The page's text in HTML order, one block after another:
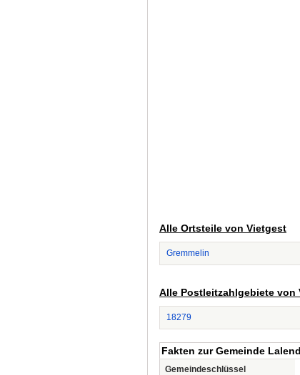
Alle Ortsteile von Vietgest
Gremmelin
Alle Postleitzahlgebiete von
18279
Fakten zur Gemeinde
Gemeindeschlüssel